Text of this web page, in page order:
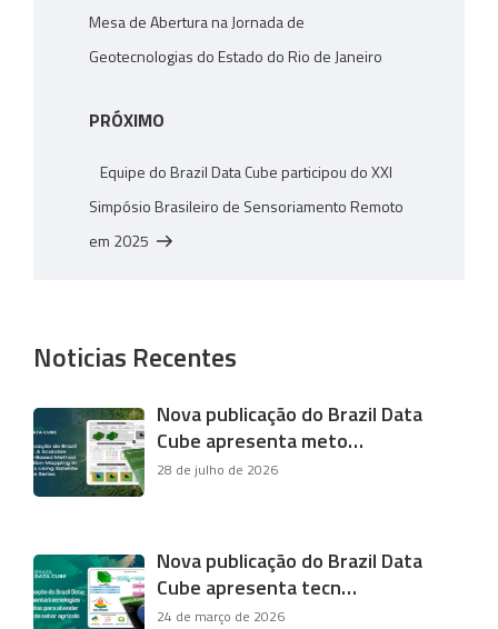
Mesa de Abertura na Jornada de
Geotecnologias do Estado do Rio de Janeiro
Próximo
PRÓXIMO
Equipe do Brazil Data Cube participou do XXI
Simpósio Brasileiro de Sensoriamento Remoto
em 2025
Noticias Recentes
Nova publicação do Brazil Data
Cube apresenta meto…
28 de julho de 2026
Nova publicação do Brazil Data
Cube apresenta tecn…
24 de março de 2026